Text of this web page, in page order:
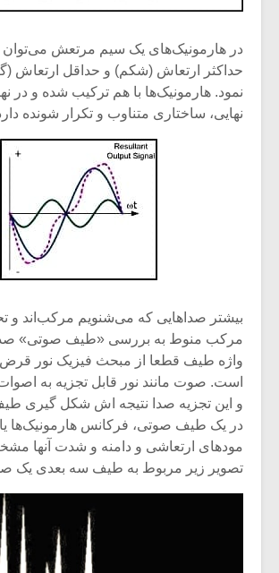
در هارمونیک‌های یک سیم مرتعش می‌توان
حداکثر ارتعاش (شکم) و حداقل ارتعاش
نمود. هارمونیک‌ها با هم ترکیب شده و در
نهایی، ساختاری متناوب و تکرار شونده
بیشتر صداهایی که می‌شنویم مرکب‌اند و
مرکب منوط به بررسی «طیف صوتی»
واژه طیف قطعا از مبحث فیزیک نور
است. صوت مانند نور قابل تجزیه به
و این تجزیه صدا نتیجه اش شکل گیری
در یک طیف صوتی، فرکانس هارمونیک‌ها یا
مودهای ارتعاشی و دامنه و شدت آنها
تصویر زیر مربوط به طیف سه بعدی یک